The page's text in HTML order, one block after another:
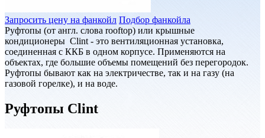
Запросить цену на фанкойл Подбор фанкойла
Руфтопы (от англ. слова rooftop) или крышные
кондиционеры Clint - это вентиляционная установка,
соединенная с ККБ в одном корпусе. Применяются на
объектах, где большие объемы помещений без перегородок.
Руфтопы бывают как на электричестве, так и на газу (на
газовой горелке), и на воде.
Руфтопы Clint